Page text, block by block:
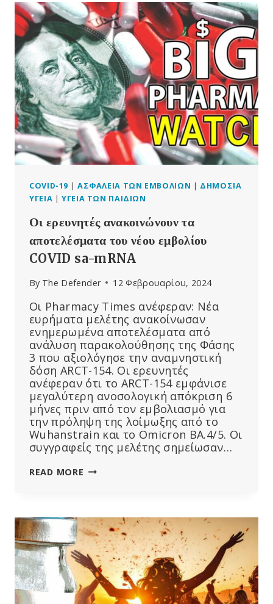
ΝΑ
ΠΑΡΑΔΏΣΕΙ
ΤΙΣ
ΒΆΣΕΙΣ
ΔΕΔΟΜΈΝΩΝ
ΑΝΕΠΙΘΎΜΗΤΩΝ
ΕΝΕΡΓΕΙΏΝ
ΓΙΑ
ΤΟ
GARDASIL
COVID-19 | ΑΣΦΆΛΕΙΑ ΤΩΝ ΕΜΒΟΛΊΩΝ | ΔΗΜΌΣΙΑ
ΥΓΕΊΑ |ΥΓΕΊΑ ΤΩΝ ΠΑΙΔΙΏΝ
Οι ερευνητές ανακοινώνουν τα
αποτελέσματα του νέου εμβολίου
COVID sa-mRNA
By The Defender 12 Φεβρουαρίου, 2024
Οι Pharmacy Times ανέφεραν: Νέα
ευρήματα μελέτης ανακοίνωσαν
ενημερωμένα αποτελέσματα από
ανάλυση παρακολούθησης της Φάσης
3 που αξιολόγησε την αναμνηστική
δόση ARCT-154. Οι ερευνητές
ανέφεραν ότι το ARCT-154 εμφάνισε
μεγαλύτερη ανοσολογική απόκριση 6
μήνες πριν από τον εμβολιασμό για
την πρόληψη της λοίμωξης από το
Wuhanstrain και το Omicron BA.4/5. Οι
συγγραφείς της μελέτης σημείωσαν…
READ MORE ΟΙ
ΑΠΟΤΕΛΈΣΜΑΤΑ
ΤΟΥ
ΝΈΟΥ
ΕΜΒΟΛΊΟΥ
COVID
SA-
MRNA